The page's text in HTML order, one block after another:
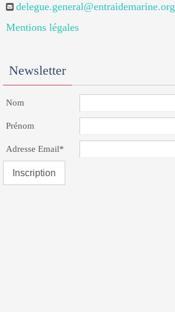
delegue.general@entraidemarine.org
Mentions légales
Newsletter
Nom
Prénom
Adresse Email*